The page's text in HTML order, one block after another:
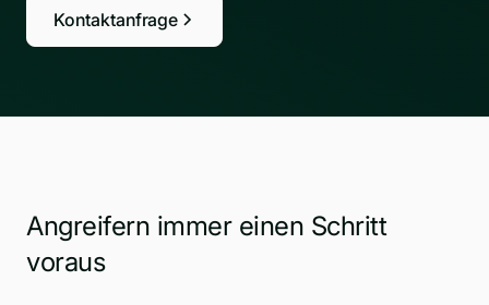
Kontaktanfrage
Angreifern immer einen Schritt
voraus